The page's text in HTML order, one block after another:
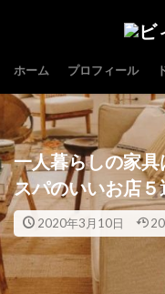
ホーム プロフィール
一人暮らしの家
スパのいいお店５
2020年3月10日